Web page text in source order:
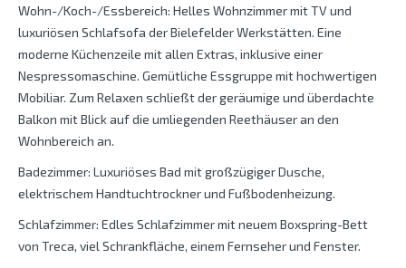
Wohn-/Koch-/Essbereich: Helles Wohnzimmer mit TV und
luxuriösen Schlafsofa der Bielefelder Werkstätten. Eine
moderne Küchenzeile mit allen Extras, inklusive einer
Nespressomaschine. Gemütliche Essgruppe mit hochwertigen
Mobiliar. Zum Relaxen schließt der geräumige und überdachte
Balkon mit Blick auf die umliegenden Reethäuser an den
Wohnbereich an.
Badezimmer: Luxuriöses Bad mit großzügiger Dusche,
elektrischem Handtuchtrockner und Fußbodenheizung.
Schlafzimmer: Edles Schlafzimmer mit neuem Boxspring-Bett
von Treca, viel Schrankfläche, einem Fernseher und Fenster.